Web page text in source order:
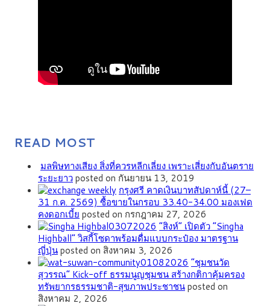
READ MOST
มลพิษทางเสียง สิ่งที่ควรหลีกเลี่ยง เพราะเสี่ยงกับอันตราย
ระยะยาวposted on กันยายน 13, 2019
กรุงศรี คาดเงินบาทสัปดาห์นี้ (27–
31 ก.ค. 2569) ซื้อขายในกรอบ 33.40-34.00 มองเฟด
คงดอกเบี้ย posted on กรกฎาคม 27, 2026
“สิงห์” เปิดตัว “Singha
Highball” วิสกี้โซดาพร้อมดื่มแบบกระป๋อง มาตรฐาน
ญี่ปุ่นposted on สิงหาคม 3, 2026
”ชุมชนวัด
สุวรรณ” Kick-off ธรรมนูญชุมชน สร้างกติกาคุ้มครอง
ทรัพยากรธรรมชาติ-สุขภาพประชาชนposted on
สิงหาคม 2, 2026